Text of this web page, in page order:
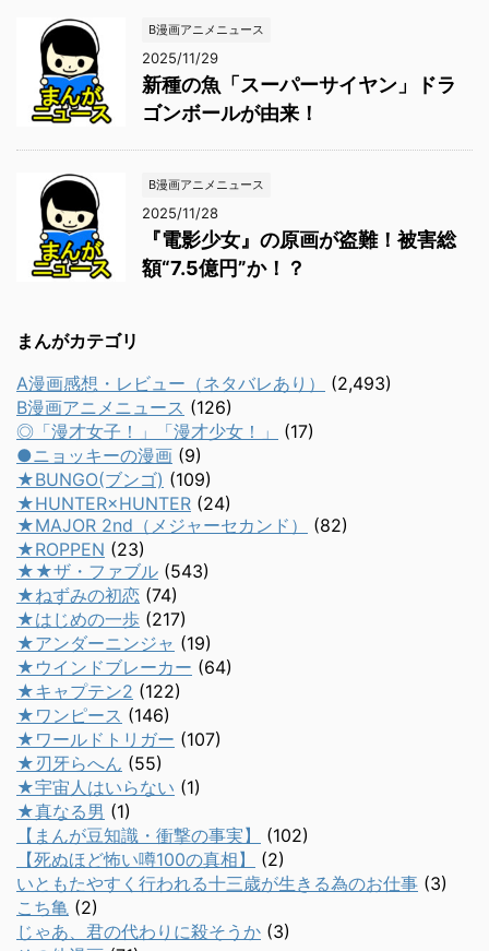
B漫画アニメニュース
2025/11/29
新種の魚「スーパーサイヤン」ドラ
ゴンボールが由来！
B漫画アニメニュース
2025/11/28
『電影少女』の原画が盗難！被害総
額“7.5億円”か！？
まんがカテゴリ
A漫画感想・レビュー（ネタバレあり）
(2,493)
B漫画アニメニュース (126)
◎「漫才女子！」「漫才少女！」
(17)
●ニョッキーの漫画 (9)
★BUNGO(ブンゴ) (109)
★HUNTER×HUNTER (24)
★MAJOR 2nd（メジャーセカンド）
(82)
★ROPPEN (23)
★★ザ・ファブル (543)
★ねずみの初恋 (74)
★はじめの一歩 (217)
★アンダーニンジャ (19)
★ウインドブレーカー (64)
★キャプテン2 (122)
★ワンピース (146)
★ワールドトリガー (107)
★刃牙らへん (55)
★宇宙人はいらない (1)
★真なる男 (1)
【まんが豆知識・衝撃の事実】
(102)
【死ぬほど怖い噂100の真相】
(2)
いともたやすく行われる十三歳が生きる為のお仕事 (3)
こち亀 (2)
じゃあ、君の代わりに殺そうか (3)